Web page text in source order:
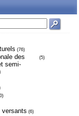
(76)
des
semi-
(5)
versants (6)